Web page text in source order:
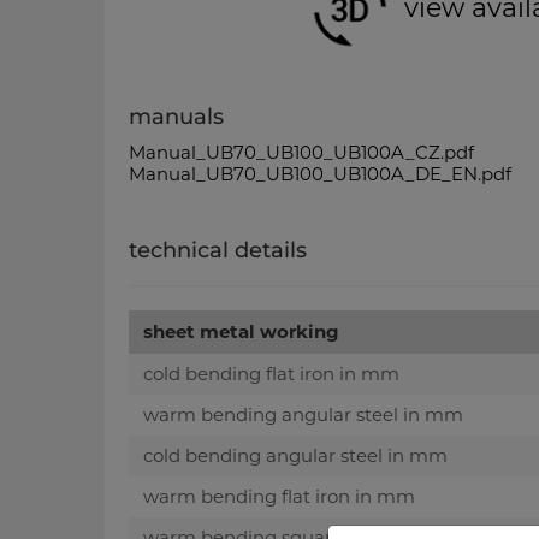
view
manuals
Manual_UB70_UB100_UB100A_CZ.pdf
Manual_UB70_UB100_UB100A_DE_EN.pdf
technical details
sheet metal working
cold bending flat iron in mm
warm bending angular steel in mm
cold bending angular steel in mm
warm bending flat iron in mm